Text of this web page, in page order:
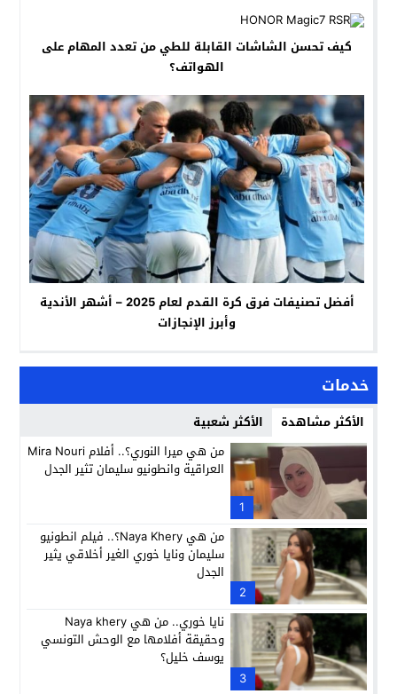
كيف تحسن الشاشات القابلة للطي من تعدد المهام على
الهواتف؟
أفضل تصنيفات فرق كرة القدم لعام 2025 – أشهر الأندية
وأبرز الإنجازات
خدمات
الأكثر مشاهدة الأكثر شعبية
1
من هي ميرا النوري؟.. أفلام Mira Nouri
العراقية وانطونيو سليمان تثير الجدل
2
من هي Naya Khery؟.. فيلم انطونيو
سليمان ونايا خوري الغير أخلاقي يثير
الجدل
3
نايا خوري.. من هي Naya khery
وحقيقة أفلامها مع الوحش التونسي
يوسف خليل؟